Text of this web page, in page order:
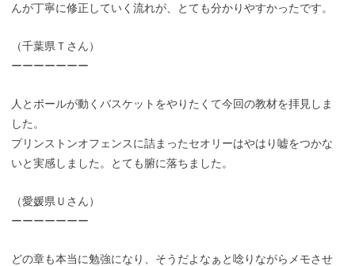
んが丁寧に修正していく流れが、とても分かりやすかったです。
（千葉県Ｔさん）
ーーーーーーー
人とボールが動くバスケットをやりたくて今回の教材を拝見しま
した。
プリンストンオフェンスに詰まったセオリーはやはり嘘をつかな
いと実感しました。とても腑に落ちました。
（愛媛県Ｕさん）
ーーーーーーー
どの章も本当に勉強になり、そうだよなぁと唸りながらメモさせ